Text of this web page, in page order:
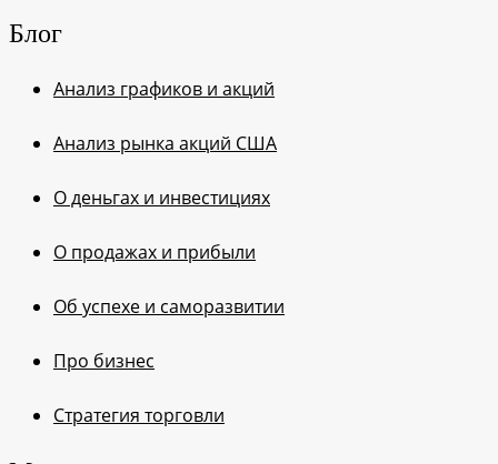
Блог
Анализ графиков и акций
Анализ рынка акций США
О деньгах и инвестициях
О продажах и прибыли
Об успехе и саморазвитии
Про бизнес
Стратегия торговли